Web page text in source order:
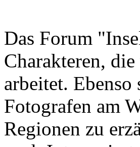
Das Forum
Charakteren,
arbeitet.
Fotografen am
Regionen zu